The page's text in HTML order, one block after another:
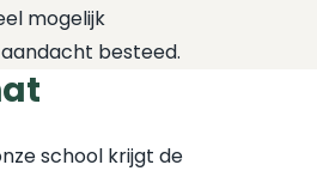
mogelijk
besteed.
school krijgt de